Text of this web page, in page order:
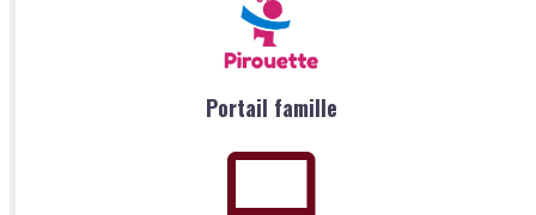
Portail famille